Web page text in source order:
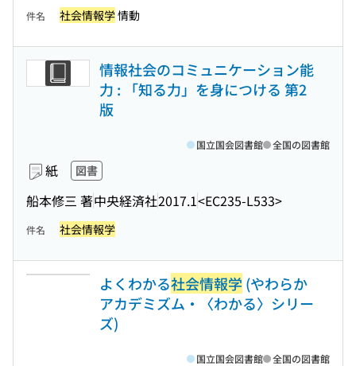
件名 社会情報学情動
情報社会のコミュニケーション能
力 : 「知る力」を身につける 第2
版
紙 図書
船本修三 著中央経済社2017.1<EC235-L533>
国立国会図書館 全国の図書館
件名 社会情報学
よくわかる社会情報学 (やわらか
アカデミズム・〈わかる〉シリー
ズ)
国立国会図書館 全国の図書館